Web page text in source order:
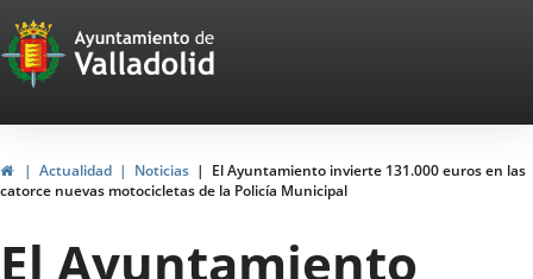
Portal
Web
del
Ayuntamiento
de
Valladolid
HomeActualidad Noticias
El Ayuntamiento invierte 131.000 euros en las
catorce nuevas motocicletas de la Policía Municipal
El Ayuntamiento